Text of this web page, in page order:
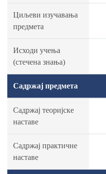
Циљеви изучавања
предмета
Исходи учења
(стечена знања)
Садржај предмета
Садржај теоријске
наставе
Садржај практичне
наставе